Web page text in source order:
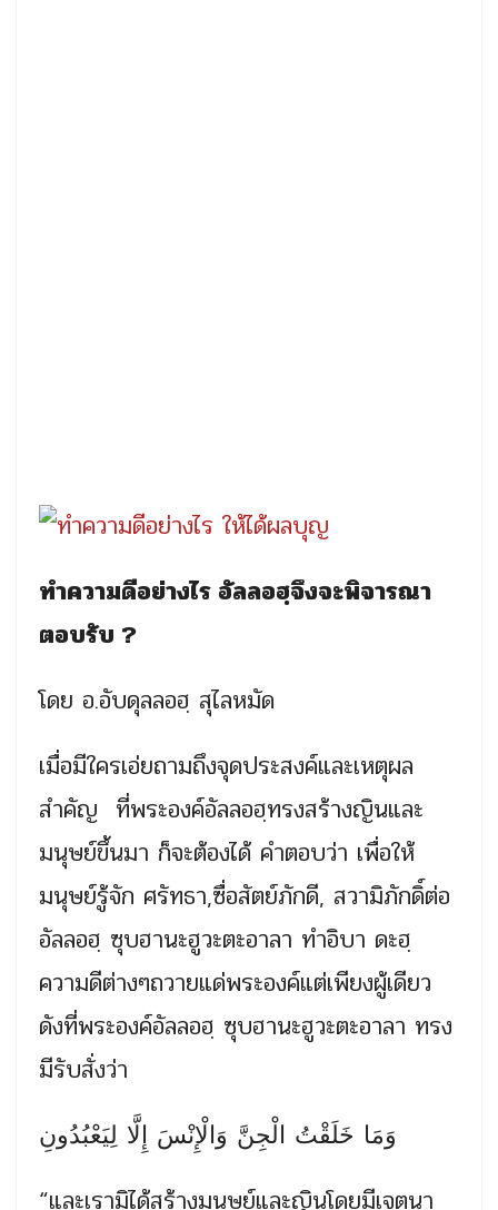
ทำความดีอย่างไร อัลลอฮฺจึงจะพิจารณา
ตอบรับ ?
โดย อ.อับดุลลอฮฺ สุไลหมัด
เมื่อมีใครเอ่ยถามถึงจุดประสงค์และเหตุผล
สำคัญ ที่พระองค์อัลลอฮฺทรงสร้างญินและ
มนุษย์ขึ้นมา ก็จะต้องได้ คำตอบว่า เพื่อให้
มนุษย์รู้จัก ศรัทธา,ซื่อสัตย์ภักดี, สวามิภักดิ์ต่อ
อัลลอฮฺ ซุบฮานะฮูวะตะอาลา ทำอิบา ดะฮฺ
ความดีต่างๆถวายแด่พระองค์แต่เพียงผู้เดียว
ดังที่พระองค์อัลลอฮฺ ซุบฮานะฮูวะตะอาลา ทรง
มีรับสั่งว่า
وَمَا خَلَقْتُ الْجِنَّ وَالْإِنْسَ إِلَّا لِيَعْبُدُونِ
“และเรามิได้สร้างมนุษย์และญินโดยมีเจตนา